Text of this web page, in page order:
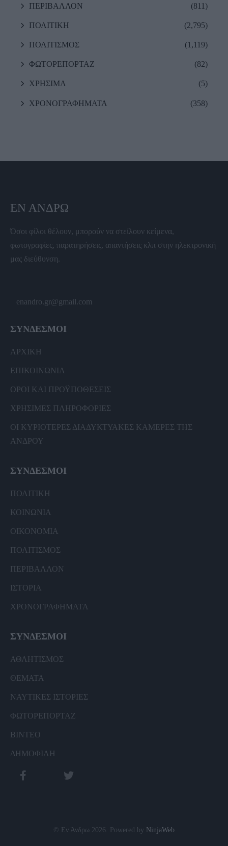
ΠΕΡΙΒΑΛΛΟΝ (811)
ΠΟΛΙΤΙΚΗ (2,795)
ΠΟΛΙΤΙΣΜΟΣ (1,119)
ΦΩΤΟΡΕΠΟΡΤΑΖ (82)
ΧΡΗΣΙΜΑ (5)
ΧΡΟΝΟΓΡΑΦΗΜΑΤΑ (358)
ΕΝ ΆΝΔΡΩ
Όσοι φίλοι θέλουν, μπορούν να στείλουν κείμενα,
φωτογραφίες, παρατηρήσεις, απαντήσεις κλπ στην ηλεκτρονική
μας διεύθυνση.
enandro.gr@gmail.com
ΣΥΝΔΕΣΜΟΙ
ΑΡΧΙΚΗ
ΕΠΙΚΟΙΝΩΝΙΑ
ΟΡΟΙ ΚΑΙ ΠΡΟΫΠΟΘΕΣΕΙΣ
ΧΡΗΣΙΜΕΣ ΠΛΗΡΟΦΟΡΙΕΣ
ΟΙ ΚΥΡΙΟΤΕΡΕΣ ΔΙΑΔΥΚΤΥΑΚΕΣ ΚΑΜΕΡΕΣ ΤΗΣ
ΑΝΔΡΟΥ
ΣΥΝΔΕΣΜΟΙ
ΠΟΛΙΤΙΚΗ
ΚΟΙΝΩΝΙΑ
ΟΙΚΟΝΟΜΙΑ
ΠΟΛΙΤΙΣΜΟΣ
ΠΕΡΙΒΑΛΛΟΝ
ΙΣΤΟΡΙΑ
ΧΡΟΝΟΓΡΑΦΗΜΑΤΑ
ΣΥΝΔΕΣΜΟΙ
ΑΘΛΗΤΙΣΜΟΣ
ΘΕΜΑΤΑ
ΝΑΥΤΙΚΕΣ ΙΣΤΟΡΙΕΣ
ΦΩΤΟΡΕΠΟΡΤΑΖ
ΒΙΝΤΕΟ
ΔΗΜΟΦΙΛΗ
© Εν Άνδρω 2026. Powered by NinjaWeb